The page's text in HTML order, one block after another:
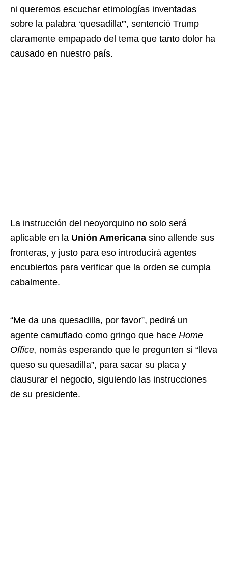
ni queremos escuchar etimologías inventadas
sobre la palabra ‘quesadilla'”, sentenció Trump
claramente empapado del tema que tanto dolor ha
causado en nuestro país.
La instrucción del neoyorquino no solo será
aplicable en la Unión Americana sino allende sus
fronteras, y justo para eso introducirá agentes
encubiertos para verificar que la orden se cumpla
cabalmente.
“Me da una quesadilla, por favor”, pedirá un
agente camuflado como gringo que hace Home
Office, nomás esperando que le pregunten si “lleva
queso su quesadilla”, para sacar su placa y
clausurar el negocio, siguiendo las instrucciones
de su presidente.